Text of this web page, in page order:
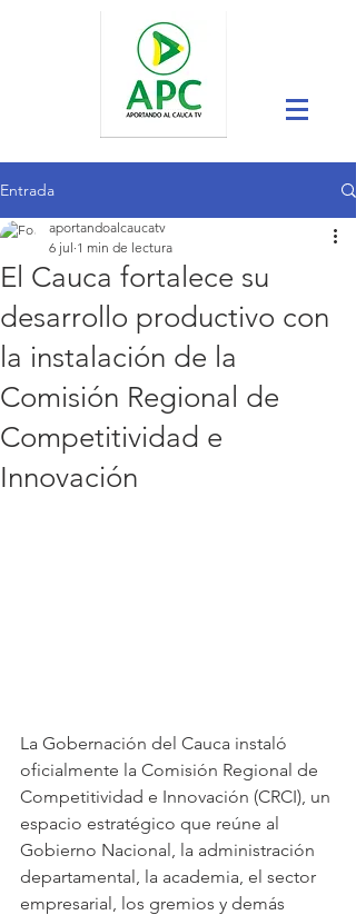
Entrada
El Cauca fortalece su
desarrollo productivo con
la instalación de la
Comisión Regional de
Competitividad e
Innovación
aportandoalcaucatv
6 jul 1 min de lectura
La Gobernación del Cauca instaló
oficialmente la Comisión Regional de
Competitividad e Innovación (CRCI), un
espacio estratégico que reúne al
Gobierno Nacional, la administración
departamental, la academia, el sector
empresarial, los gremios y demás